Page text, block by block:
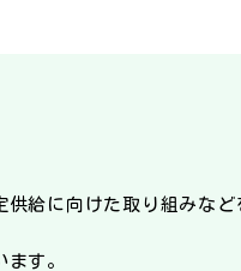
給に向けた取り組みなど
す。